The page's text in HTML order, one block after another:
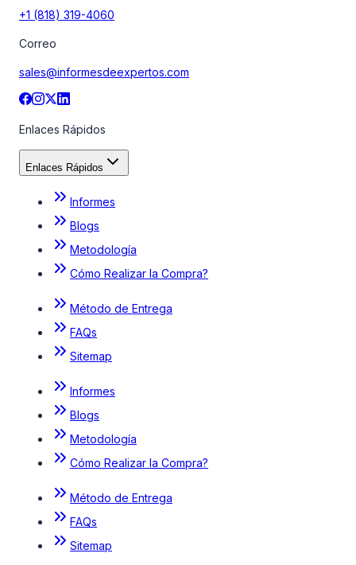
+1 (818) 319-4060
Correo
sales@informesdeexpertos.com
Enlaces Rápidos
Enlaces Rápidos
Informes
Blogs
Metodología
Cómo Realizar la Compra?
Método de Entrega
FAQs
Sitemap
Informes
Blogs
Metodología
Cómo Realizar la Compra?
Método de Entrega
FAQs
Sitemap